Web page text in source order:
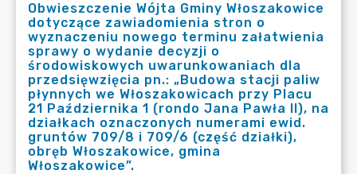
Obwieszczenie Wójta Gminy Włoszakowice
dotyczące zawiadomienia stron o
wyznaczeniu nowego terminu załatwienia
sprawy o wydanie decyzji o
środowiskowych uwarunkowaniach dla
przedsięwzięcia pn.: „Budowa stacji paliw
płynnych we Włoszakowicach przy Placu
21 Października 1 (rondo Jana Pawła II), na
działkach oznaczonych numerami ewid.
gruntów 709/8 i 709/6 (część działki),
obręb Włoszakowice, gmina
Włoszakowice”.